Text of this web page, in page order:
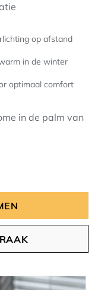
op afstand
in de winter
optimaal comfort
in de palm van